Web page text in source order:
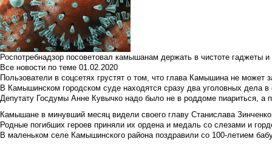
Роспотребнадзор посоветовал камышанам держать в чистоте гаджеты
Все новости по теме 01.02.2020
Пользователи в соцсетях грустят о том, что глава Камышина не может
В Камышинском городском суде находятся сразу два уголовных дела
Депутату Госдумы Анне Кувычко надо было не в роддоме пиариться, а
Камышане в минувший месяц видели своего главу Станислава Зинченко
Родные погибших героев приняли их ордена и медаль со слезами и
В маленьком селе Камышинского района поздравили со 100-летием